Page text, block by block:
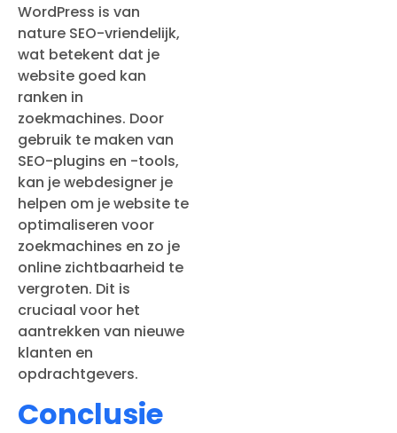
WordPress is van
nature SEO-vriendelijk,
wat betekent dat je
website goed kan
ranken in
zoekmachines. Door
gebruik te maken van
SEO-plugins en -tools,
kan je webdesigner je
helpen om je website te
optimaliseren voor
zoekmachines en zo je
online zichtbaarheid te
vergroten. Dit is
cruciaal voor het
aantrekken van nieuwe
klanten en
opdrachtgevers.
Conclusie